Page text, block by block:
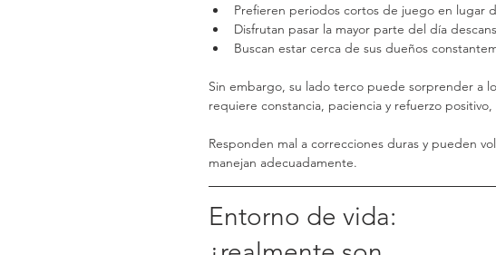
Prefieren periodos cortos de juego en lugar
Disfrutan pasar la mayor parte del día
Buscan estar cerca de sus dueños
Sin embargo, su lado terco puede sorprender a
requiere constancia, paciencia y refuerzo positivo,
Responden mal a correcciones duras y pueden
manejan adecuadamente.
Entorno de vida: